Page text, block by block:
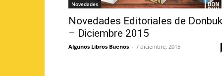
Novedades
Novedades Editoriales de Donbuk
– Diciembre 2015
Algunos Libros Buenos - 7 diciembre, 2015